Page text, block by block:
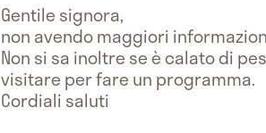
Gentile signora,
non avendo maggiori
Non si sa inoltre se è calato di
visitare per fare un programma.
Cordiali saluti